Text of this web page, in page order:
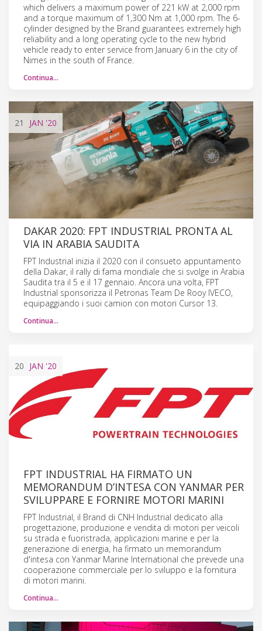
which delivers a maximum power of 221 kW at 2,000 rpm
and a torque maximum of 1,300 Nm at 1,000 rpm. The 6-
cylinder designed by the Brand guarantees extremely high
reliability and a long operating cycle to the new hybrid
vehicle ready to enter service from January 6 in the city of
Nimes in the south of France.
Continua…
21 JAN '20
DAKAR 2020: FPT INDUSTRIAL PRONTA AL
VIA IN ARABIA SAUDITA
FPT Industrial inizia il 2020 con il consueto appuntamento
della Dakar, il rally di fama mondiale che si svolge in Arabia
Saudita tra il 5 e il 17 gennaio. Ancora una volta, FPT
Industrial sponsorizza il Petronas Team De Rooy IVECO,
equipaggiando i suoi camion con motori Cursor 13.
Continua…
20 JAN '20
FPT INDUSTRIAL HA FIRMATO UN
MEMORANDUM D’INTESA CON YANMAR PER
SVILUPPARE E FORNIRE MOTORI MARINI
FPT Industrial, il Brand di CNH Industrial dedicato alla
progettazione, produzione e vendita di motori per veicoli
su strada e fuoristrada, applicazioni marine e per la
generazione di energia, ha firmato un memorandum
d'intesa con Yanmar Marine International che prevede una
cooperazione commerciale per lo sviluppo e la fornitura
di motori marini.
Continua…